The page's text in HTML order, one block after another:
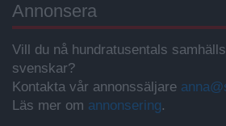
Annonsera
Vill du nå hundratusentals
svenskar?
Kontakta vår annonssäljare
Läs mer om annonsering.